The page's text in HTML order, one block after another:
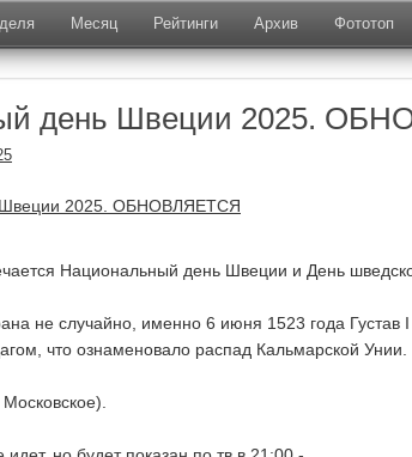
Месяц Рейтинги Архив Фототоп
день Швеции 2025.
Национальный день Швеции и День
не случайно, именно 6 июня 1523 года Густав
что ознаменовало распад Кальмарской Унии.